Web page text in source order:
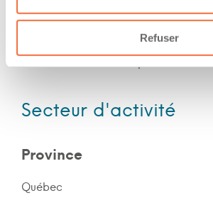
Refuser
Expérience
Secteur d'activité
Province
Québec